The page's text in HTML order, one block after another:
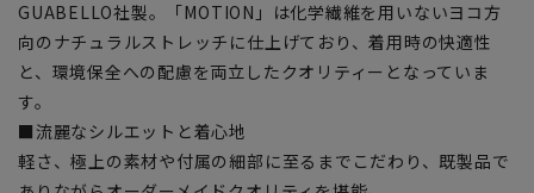
GUABELLO社製。「MOTION」は化学繊維を用いないヨコ方
向のナチュラルストレッチに仕上げており、着用時の快適性
と、環境保全への配慮を両立したクオリティーとなっていま
す。
■流麗なシルエットと着心地
軽さ、極上の素材や付属の細部に至るまでこだわり、既製品で